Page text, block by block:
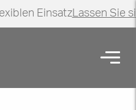
EinsatzLassen Sie